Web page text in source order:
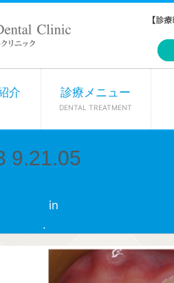
介 診療メニュー
DENTAL TREATMENT
9.21.05
in
.